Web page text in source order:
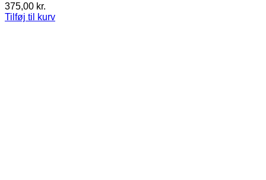
375,00 kr.
Tilføj til kurv